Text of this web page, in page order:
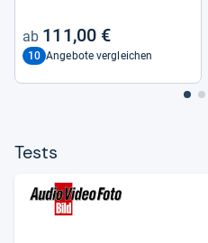
111,00 €
10 Angebote vergleichen
Tests